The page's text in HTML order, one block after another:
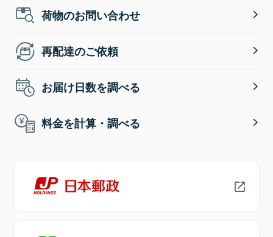
荷物のお問い合わせ
再配達のご依頼
お届け日数を調べる
料金を計算・調べる